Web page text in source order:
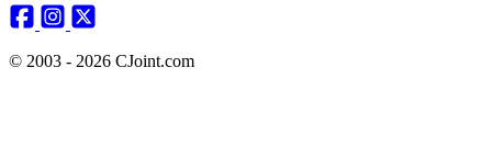
© 2003 - 2026 CJoint.com